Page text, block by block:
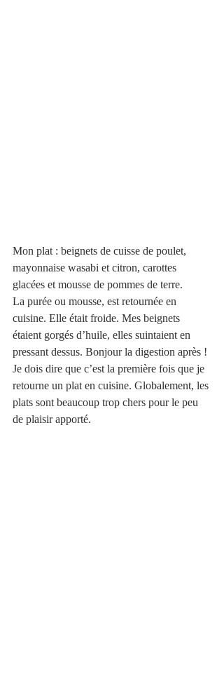
Mon plat : beignets de cuisse de poulet,
mayonnaise wasabi et citron, carottes
glacées et mousse de pommes de terre.
La purée ou mousse, est retournée en
cuisine. Elle était froide. Mes beignets
étaient gorgés d’huile, elles suintaient en
pressant dessus. Bonjour la digestion après !
Je dois dire que c’est la première fois que je
retourne un plat en cuisine. Globalement, les
plats sont beaucoup trop chers pour le peu
de plaisir apporté.